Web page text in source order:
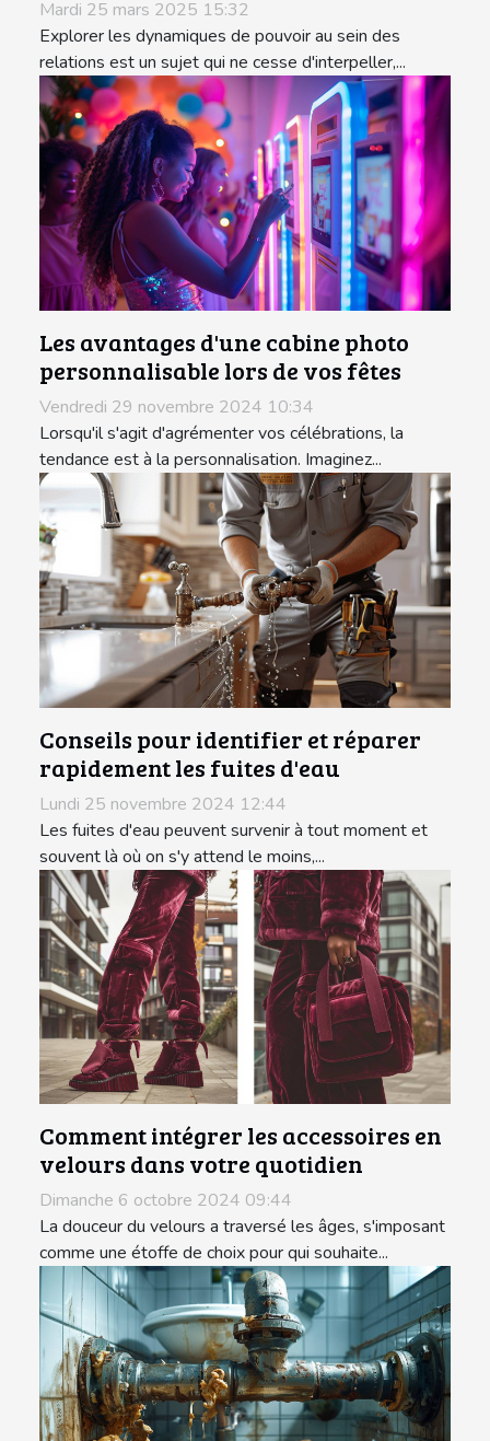
Mardi 25 mars 2025 15:32
Explorer les dynamiques de pouvoir au sein des
relations est un sujet qui ne cesse d'interpeller,...
Les avantages d'une cabine photo
personnalisable lors de vos fêtes
Vendredi 29 novembre 2024 10:34
Lorsqu'il s'agit d'agrémenter vos célébrations, la
tendance est à la personnalisation. Imaginez...
Conseils pour identifier et réparer
rapidement les fuites d'eau
Lundi 25 novembre 2024 12:44
Les fuites d'eau peuvent survenir à tout moment et
souvent là où on s'y attend le moins,...
Comment intégrer les accessoires en
velours dans votre quotidien
Dimanche 6 octobre 2024 09:44
La douceur du velours a traversé les âges, s'imposant
comme une étoffe de choix pour qui souhaite...